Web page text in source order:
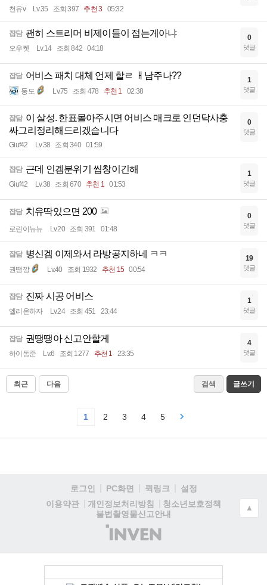
천유v Lv.35 조회 397 추천 3 05:32
잡담 괜히 스트리머 비제이들이 접는게아냐
오우쩻 Lv.14 조회 842 04:18
0
댓글
잡담 어비스 패치 대체 언제 할ㄹ ㅐ남주나??
둥도 Lv.75 조회 478 추천 1 02:38
1
댓글
잡담 이 살성. 한표몰아주시면 어비스 매크로 인던닥사충
싸그리정리해드리겠습니다
Giuf42 Lv.38 조회 340 01:59
0
댓글
잡담 근데 인겜분위기 씹창이긴해
Giuf42 Lv.38 조회 670 추천 1 01:53
1
댓글
잡담 치유딱있으면 200
로린이뉴뉴 Lv.20 조회 391 01:48
0
댓글
잡담 병신겜 이제와서 라방공지하네 ㅋㅋ
권땡깡 Lv.40 조회 1932 추천 15 00:54
19
댓글
잡담 진짜 시공 어비스
엘리온하자 Lv.24 조회 451 23:44
1
댓글
잡담 권땡땡아 신고안할게
하이동준 Lv.6 조회 1277 추천 1 23:35
4
댓글
최근 다음 검색 글쓰기
1 2 3 4 5
로그인 PC화면 퀵링크
설정
이용약관
개인정보처리방침
청소년보호정책
불법촬영물신고안내
(주)
인
▲